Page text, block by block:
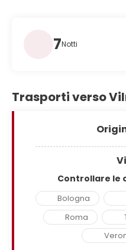
7Notti
Trasporti verso
Controllare le
Bologna
Roma